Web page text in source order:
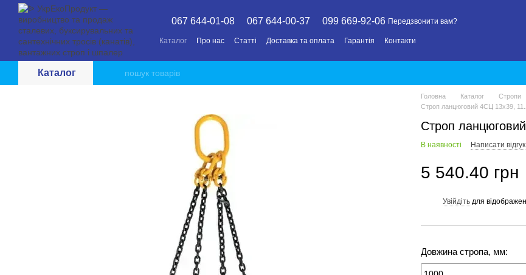
Перейти до основного контенту
067 644-01-08 067 644-00-37 099 669-92-06 Передзвонити вам?
Каталог Про нас Статті Доставка та оплата Гарантія Контакти
Каталог
Головна Каталог Стропи
Строп ланцюговий 4СЦ 13х39,
Строп
В наявності Написати відгук
5 540.40 грн
Увійдіть для
Довжина стропа, мм: